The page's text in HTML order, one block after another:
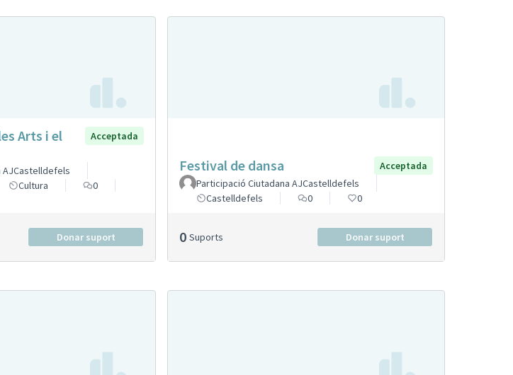
Arts i el
Acceptada
AJCastelldefels
Cultura
0
Donar suport
Festival de dansa
Acceptada
Participació Ciutadana AJCastelldefels
Castelldefels
0 0
0 Suports Donar suport